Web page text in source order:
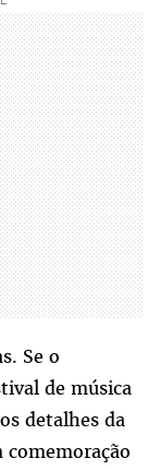
Se o
de música
detalhes da
comemoração